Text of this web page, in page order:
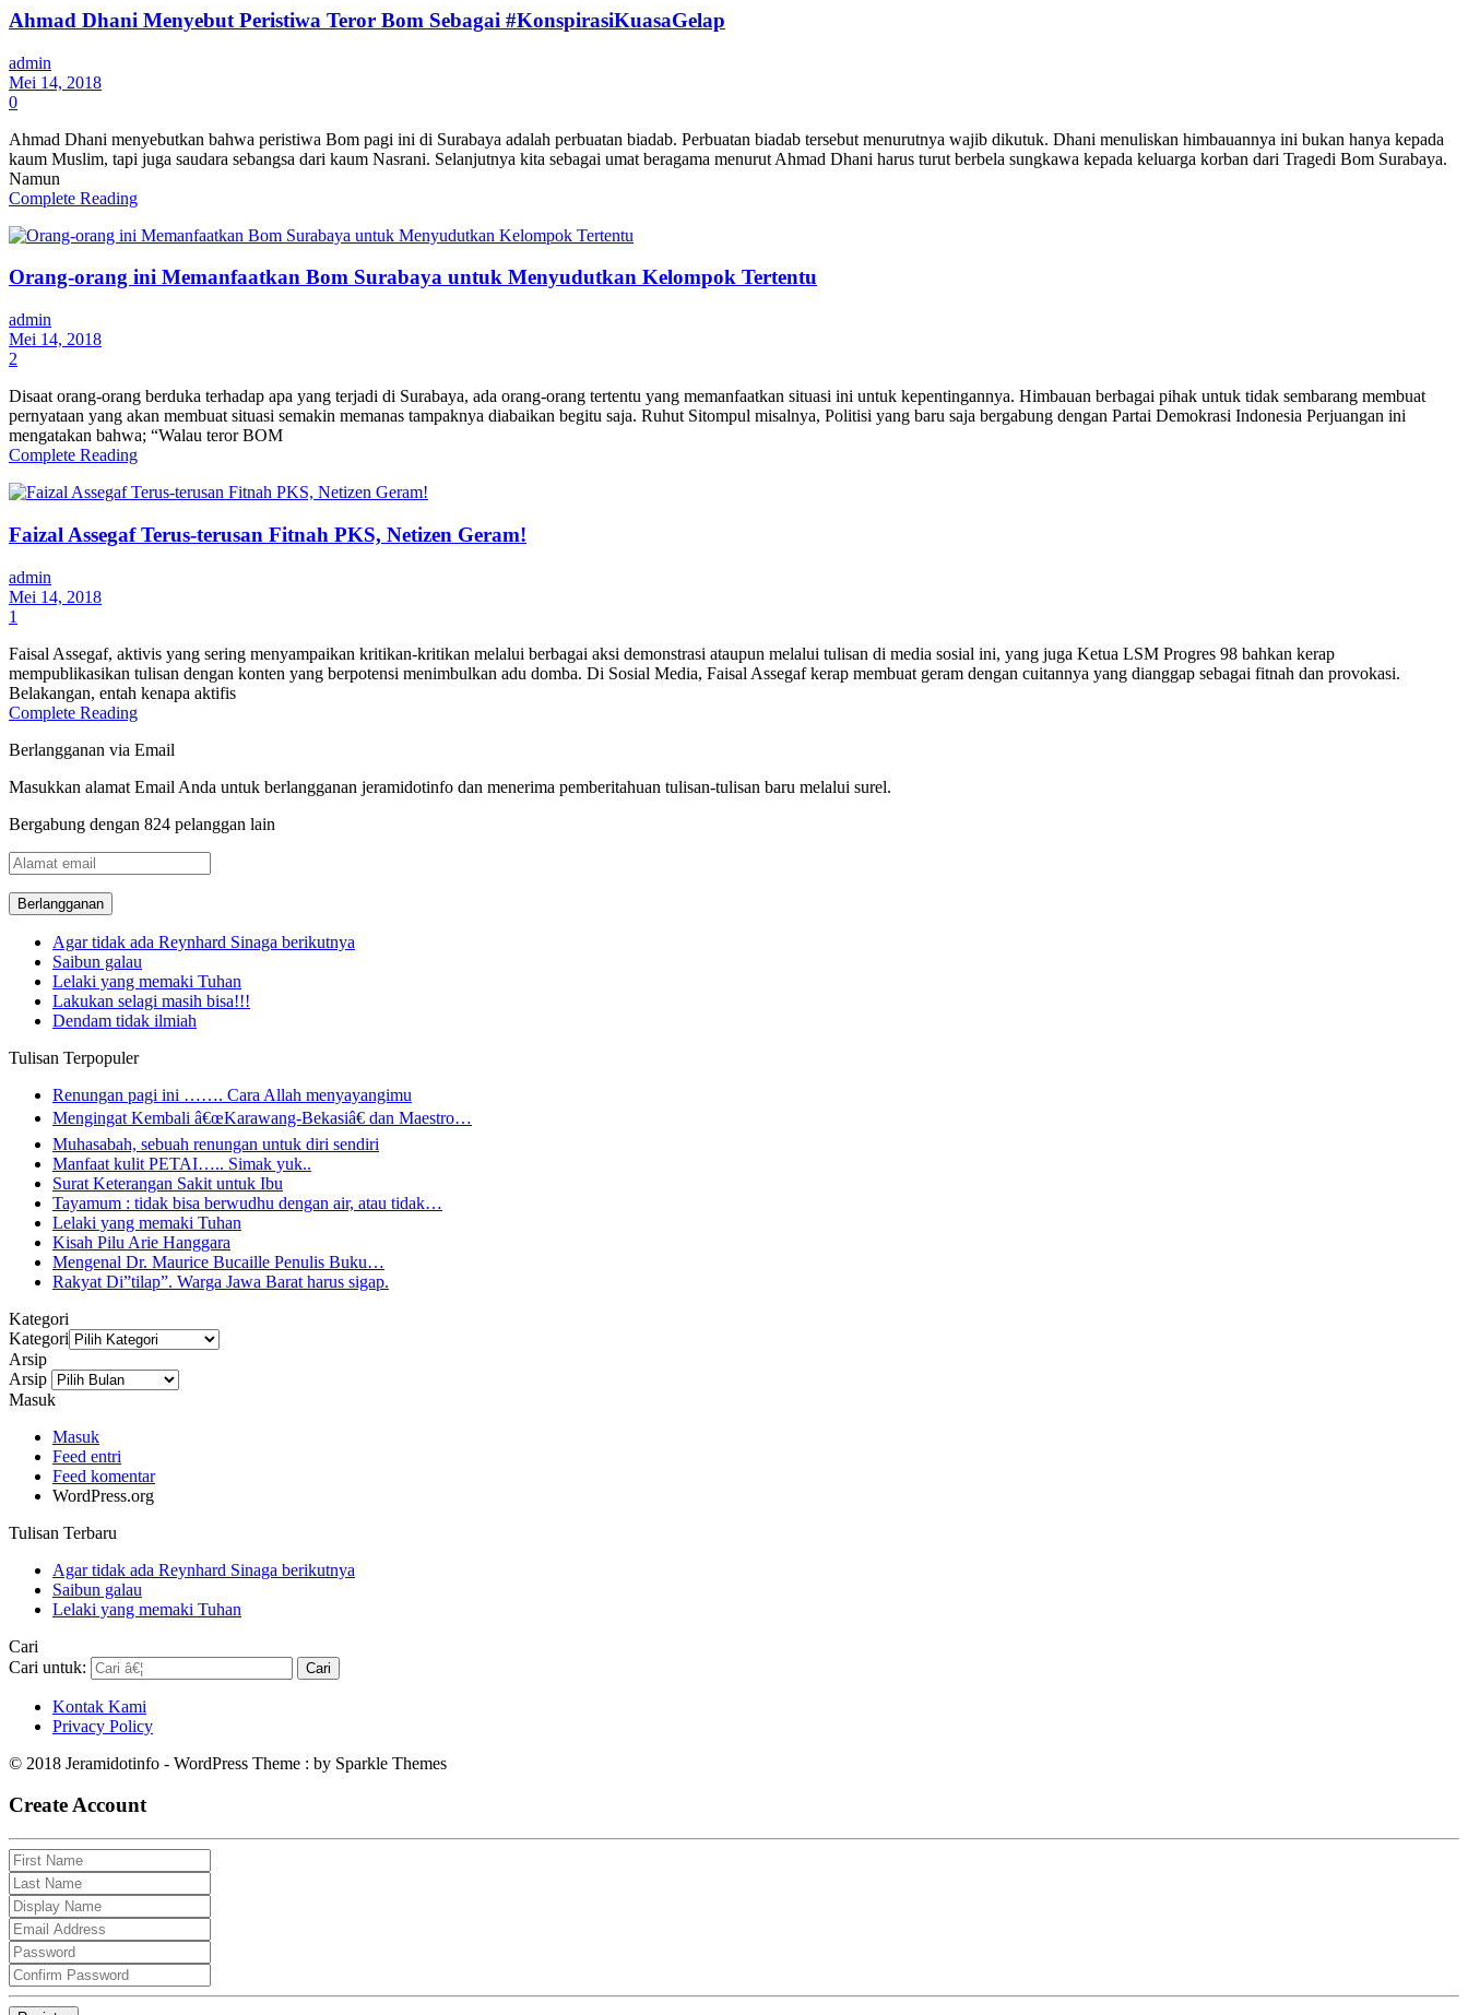
Ahmad Dhani Menyebut Peristiwa Teror Bom Sebagai #KonspirasiKuasaGelap
admin
Mei 14, 2018
0
Ahmad Dhani menyebutkan bahwa peristiwa Bom pagi ini di Surabaya adalah perbuatan biadab. Perbuatan biadab tersebut menurutnya wajib dikutuk. Dhani menuliskan himbauannya ini bukan hanya kepada
kaum Muslim, tapi juga saudara sebangsa dari kaum Nasrani. Selanjutnya kita sebagai umat beragama menurut Ahmad Dhani harus turut berbela sungkawa kepada keluarga korban dari Tragedi Bom Surabaya.
Namun
Complete Reading
Orang-orang ini Memanfaatkan Bom Surabaya untuk Menyudutkan Kelompok Tertentu
admin
Mei 14, 2018
2
Disaat orang-orang berduka terhadap apa yang terjadi di Surabaya, ada orang-orang tertentu yang memanfaatkan situasi ini untuk kepentingannya. Himbauan berbagai pihak untuk tidak sembarang membuat
pernyataan yang akan membuat situasi semakin memanas tampaknya diabaikan begitu saja. Ruhut Sitompul misalnya, Politisi yang baru saja bergabung dengan Partai Demokrasi Indonesia Perjuangan ini
mengatakan bahwa; “Walau teror BOM
Complete Reading
Faizal Assegaf Terus-terusan Fitnah PKS, Netizen Geram!
admin
Mei 14, 2018
1
Faisal Assegaf, aktivis yang sering menyampaikan kritikan-kritikan melalui berbagai aksi demonstrasi ataupun melalui tulisan di media sosial ini, yang juga Ketua LSM Progres 98 bahkan kerap
mempublikasikan tulisan dengan konten yang berpotensi menimbulkan adu domba. Di Sosial Media, Faisal Assegaf kerap membuat geram dengan cuitannya yang dianggap sebagai fitnah dan provokasi.
Belakangan, entah kenapa aktifis
Complete Reading
Berlangganan via Email
Masukkan alamat Email Anda untuk berlangganan jeramidotinfo dan menerima pemberitahuan tulisan-tulisan baru melalui surel.
Bergabung dengan 824 pelanggan lain
Alamat
email
Agar tidak ada Reynhard Sinaga berikutnya
Saibun galau
Lelaki yang memaki Tuhan
Lakukan selagi masih bisa!!!
Dendam tidak ilmiah
Tulisan Terpopuler
Renungan pagi ini ……. Cara Allah menyayangimu
Mengingat Kembali â€œKarawang-Bekasiâ€ dan Maestro…
Muhasabah, sebuah renungan untuk diri sendiri
Manfaat kulit PETAI….. Simak yuk..
Surat Keterangan Sakit untuk Ibu
Tayamum : tidak bisa berwudhu dengan air, atau tidak…
Lelaki yang memaki Tuhan
Kisah Pilu Arie Hanggara
Mengenal Dr. Maurice Bucaille Penulis Buku…
Rakyat Di”tilap”. Warga Jawa Barat harus sigap.
Kategori
Kategori
Arsip
Arsip
Masuk
Masuk
Feed entri
Feed komentar
WordPress.org
Tulisan Terbaru
Agar tidak ada Reynhard Sinaga berikutnya
Saibun galau
Lelaki yang memaki Tuhan
Cari
Cari untuk:
Kontak Kami
Privacy Policy
© 2018 Jeramidotinfo - WordPress Theme : by Sparkle Themes
Create Account